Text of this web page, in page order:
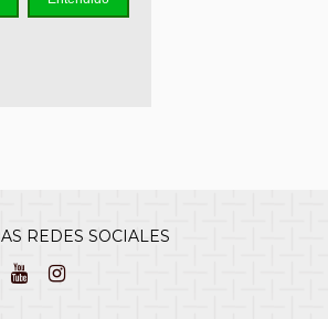
REDES SOCIALES